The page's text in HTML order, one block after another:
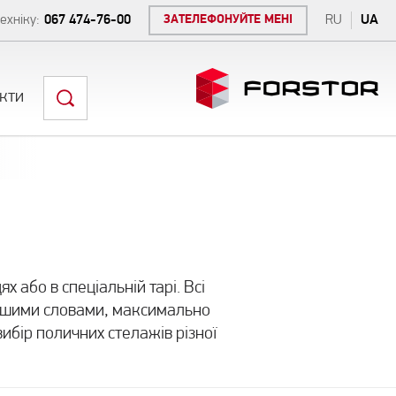
067 474-76-00 ЗАТЕЛЕФОНУЙТЕ МЕНІ RU UA
або в спеціальній тарі. Всі
словами, максимально
поличних стелажів різної